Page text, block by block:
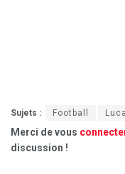
Sujets : Football
Merci de vous
discussion !